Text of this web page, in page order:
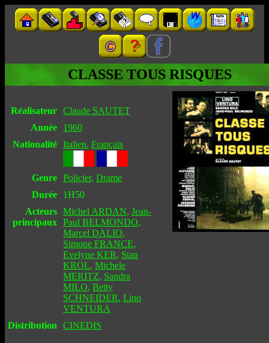
CLASSE TOUS RISQUES
Réalisateur Claude SAUTET
Année
1960
Nationalité Italien, Français
Genre Policier, Drame
Durée
1H50
Acteurs
principaux
Michel ARDAN, Jean-
Paul BELMONDO,
Marcel DALIO,
Simone FRANCE,
Evelyne KER, Stan
KROL, Michele
MERITZ, Sandra
MILO, Betty
SCHNEIDER, Lino
VENTURA
Distribution
CINEDIS